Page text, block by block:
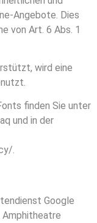
Angebote. Dies
von Art. 6 Abs. 1
wird eine
finden Sie unter
und in der
.
Google
Amphitheatre